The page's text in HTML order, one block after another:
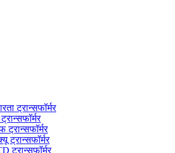
ट्रान्सफॉर्मर
ट्रान्सफॉर्मर
ट्रान्सफॉर्मर
ट्रान्सफॉर्मर